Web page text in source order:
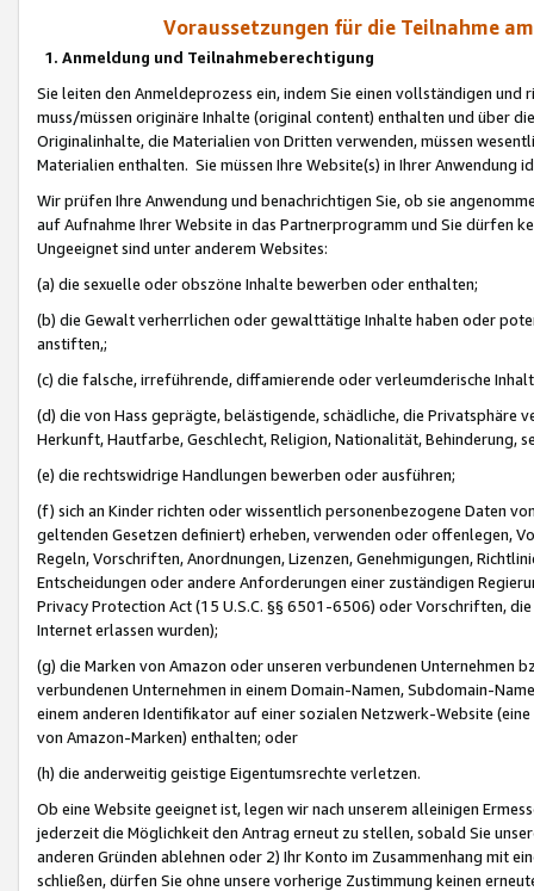
Voraussetzungen für die Teilnahme
1. Anmeldung und Teilnahmeberechtigung
Sie leiten den Anmeldeprozess ein, indem Sie einen vollständigen
muss/müssen originäre Inhalte (original content) enthalten und über
Originalinhalte, die Materialien von Dritten verwenden, müssen
Materialien enthalten. Sie müssen Ihre Website(s) in Ihrer Anwendung
Wir prüfen Ihre Anwendung und benachrichtigen Sie, ob sie
auf Aufnahme Ihrer Website in das Partnerprogramm und Sie dürfen
Ungeeignet sind unter anderem Websites:
(a) die sexuelle oder obszöne Inhalte bewerben oder enthalten;
(b) die Gewalt verherrlichen oder gewalttätige Inhalte haben oder
anstiften,;
(c) die falsche, irreführende, diffamierende oder verleumderische
(d) die von Hass geprägte, belästigende, schädliche, die Privatsphäre
Herkunft, Hautfarbe, Geschlecht, Religion, Nationalität, Behinderung,
(e) die rechtswidrige Handlungen bewerben oder ausführen;
(f) sich an Kinder richten oder wissentlich personenbezogene Daten
geltenden Gesetzen definiert) erheben, verwenden oder offenlegen,
Regeln, Vorschriften, Anordnungen, Lizenzen, Genehmigungen,
Entscheidungen oder andere Anforderungen einer zuständigen
Privacy Protection Act (15 U.S.C. §§ 6501-6506) oder Vorschriften,
Internet erlassen wurden);
(g) die Marken von Amazon oder unseren verbundenen Unternehmen
verbundenen Unternehmen in einem Domain-Namen, Subdomain-
einem anderen Identifikator auf einer sozialen Netzwerk-Website
von Amazon-Marken) enthalten; oder
(h) die anderweitig geistige Eigentumsrechte verletzen.
Ob eine Website geeignet ist, legen wir nach unserem alleinigen
jederzeit die Möglichkeit den Antrag erneut zu stellen, sobald Sie
anderen Gründen ablehnen oder 2) Ihr Konto im Zusammenhang mit
schließen, dürfen Sie ohne unsere vorherige Zustimmung keinen